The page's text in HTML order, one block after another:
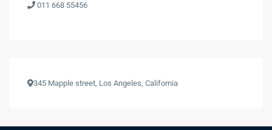
011 668 55456
345 Mapple street, Los Angeles, California